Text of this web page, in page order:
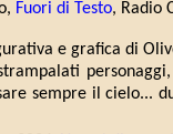
Fuori di Testo, Radio
e grafica di
sempre il cielo...